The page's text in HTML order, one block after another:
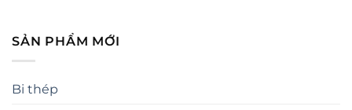
SẢN PHẨM MỚI
Bi thép